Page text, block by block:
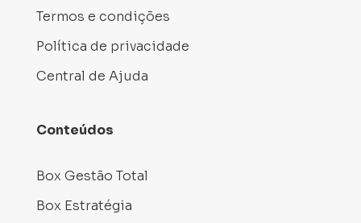
Termos e condições
Política de privacidade
Central de Ajuda
Conteúdos
Box Gestão Total
Box Estratégia